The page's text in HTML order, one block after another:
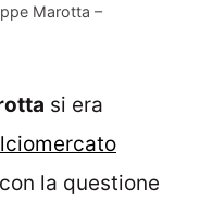
Marotta –
si era
la questione